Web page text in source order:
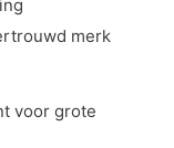
merk
voor grote